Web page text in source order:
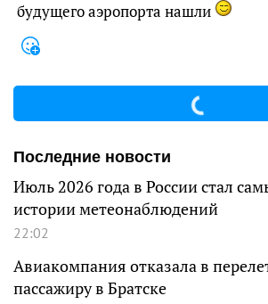
будущего аэропорта нашли
Последние новости
Июль 2026 года в России стал
истории метеонаблюдений
22:02
Авиакомпания отказала в
пассажиру в Братске